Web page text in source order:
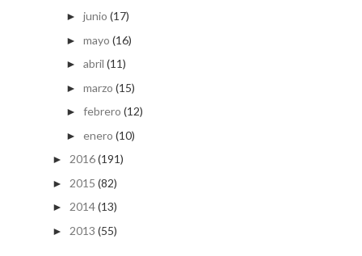
► junio (17)
► mayo (16)
► abril (11)
► marzo (15)
► febrero (12)
► enero (10)
► 2016(191)
► 2015 (82)
► 2014(13)
► 2013 (55)